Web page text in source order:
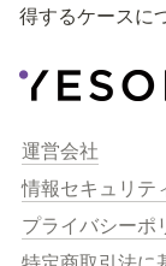
得するケースに
運営会社
情報セキュリテ
プライバシーポ